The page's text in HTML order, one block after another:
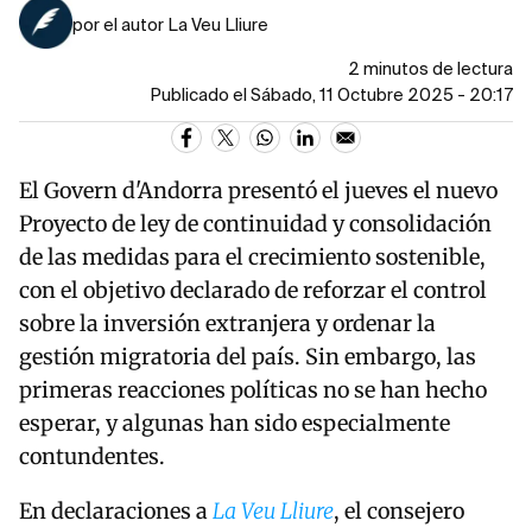
por el autor La Veu Lliure
2 minutos de lectura
Publicado el Sábado, 11 Octubre 2025 - 20:17
El Govern d'Andorra presentó el jueves el nuevo
Proyecto de ley de continuidad y consolidación
de las medidas para el crecimiento sostenible,
con el objetivo declarado de reforzar el control
sobre la inversión extranjera y ordenar la
gestión migratoria del país. Sin embargo, las
primeras reacciones políticas no se han hecho
esperar, y algunas han sido especialmente
contundentes.
En declaraciones aLa Veu Lliure, el consejero